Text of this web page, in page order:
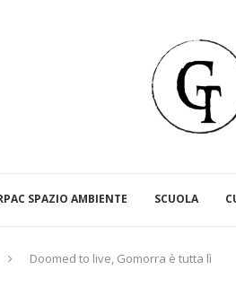
SPAZIO AMBIENTE SCUOLA
Doomed to live, Gomorra è tutta lì